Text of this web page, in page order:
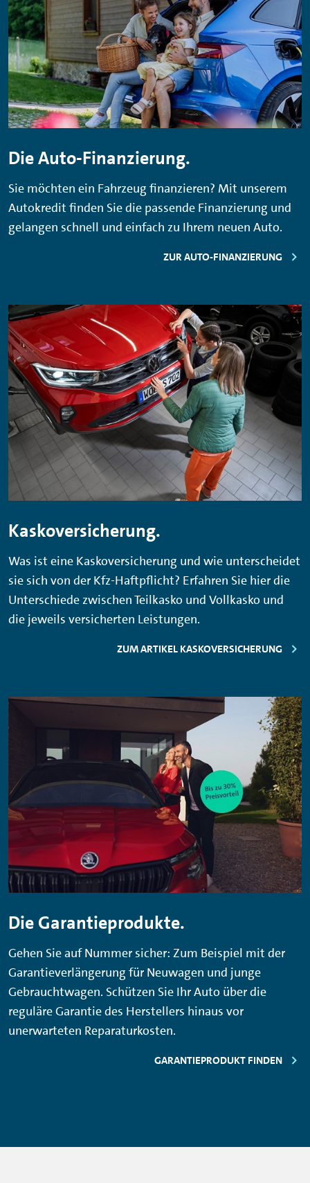
berücksichtigen
Das bisherige Fahrzeug muss derselben
oder einer höheren Fahrzeuggruppe
angehören (z. B. Pkw auf Pkw, Krad auf
Pkw)
Diese Informationen haben keinen
rechtsverbindlichen Charakter. Es gelten die
Regelungen aus dem jeweiligen
Versicherungsvertrag. Irrtümer vorbehalten.
Die Auto-Finanzierung.
Sie möchten ein Fahrzeug finanzieren? Mit unserem
Autokredit finden Sie die passende Finanzierung und
gelangen schnell und einfach zu Ihrem neuen Auto.
ZUR AUTO-FINANZIERUNG
Kaskoversicherung.
Was ist eine Kaskoversicherung und wie unterscheidet
sie sich von der Kfz-Haftpflicht? Erfahren Sie hier die
Unterschiede zwischen Teilkasko und Vollkasko und
die jeweils versicherten Leistungen.
ZUM ARTIKEL KASKOVERSICHERUNG
Die Garantieprodukte.
Gehen Sie auf Nummer sicher: Zum Beispiel mit der
Garantieverlängerung für Neuwagen und junge
Gebrauchtwagen. Schützen Sie Ihr Auto über die
reguläre Garantie des Herstellers hinaus vor
unerwarteten Reparaturkosten.
GARANTIEPRODUKT FINDEN